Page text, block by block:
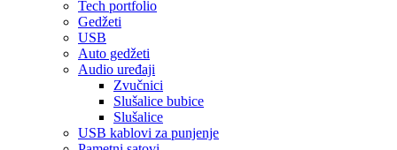
Tech portfolio
Gedžeti
USB
Auto gedžeti
Audio uređaji
Zvučnici
Slušalice bubice
Slušalice
USB kablovi za punjenje